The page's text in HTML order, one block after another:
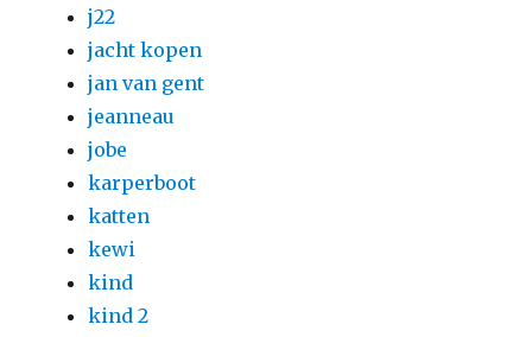
j22
jacht kopen
jan van gent
jeanneau
jobe
karperboot
katten
kewi
kind
kind 2